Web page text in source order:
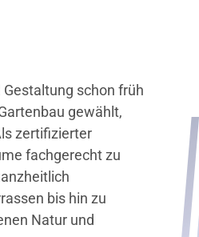
schon früh
gewählt,
zertifizierter
fachgerecht zu
bis hin zu
Natur und